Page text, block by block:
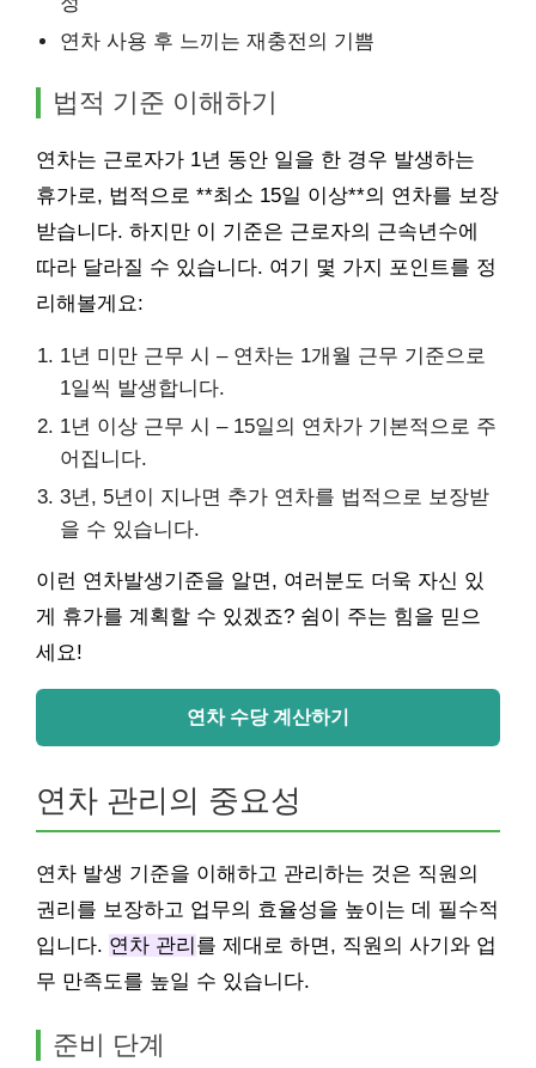
연차 사용 후 느끼는 재충전의 기쁨
법적 기준 이해하기
연차는 근로자가 1년 동안 일을 한 경우 발생하는
휴가로, 법적으로 **최소 15일 이상**의 연차를 보장
받습니다. 하지만 이 기준은 근로자의 근속년수에
따라 달라질 수 있습니다. 여기 몇 가지 포인트를 정
리해볼게요:
1년 미만 근무 시 – 연차는 1개월 근무 기준으로
1일씩 발생합니다.
1년 이상 근무 시 – 15일의 연차가 기본적으로 주
어집니다.
3년, 5년이 지나면 추가 연차를 법적으로 보장받
을 수 있습니다.
이런 연차발생기준을 알면, 여러분도 더욱 자신 있
게 휴가를 계획할 수 있겠죠? 쉼이 주는 힘을 믿으
세요!
연차 수당 계산하기
연차 관리의 중요성
연차 발생 기준을 이해하고 관리하는 것은 직원의
권리를 보장하고 업무의 효율성을 높이는 데 필수적
입니다. 연차 관리 를 제대로 하면, 직원의 사기와 업
무 만족도를 높일 수 있습니다.
준비 단계